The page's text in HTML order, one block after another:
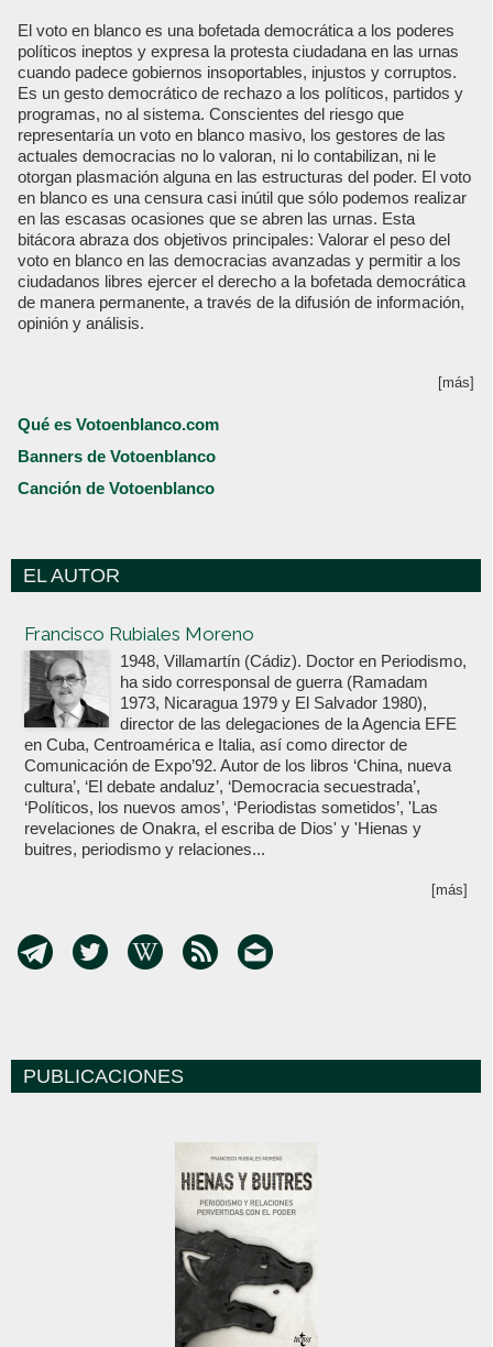
El voto en blanco es una bofetada democrática a los poderes
políticos ineptos y expresa la protesta ciudadana en las urnas
cuando padece gobiernos insoportables, injustos y corruptos.
Es un gesto democrático de rechazo a los políticos, partidos y
programas, no al sistema. Conscientes del riesgo que
representaría un voto en blanco masivo, los gestores de las
actuales democracias no lo valoran, ni lo contabilizan, ni le
otorgan plasmación alguna en las estructuras del poder. El voto
en blanco es una censura casi inútil que sólo podemos realizar
en las escasas ocasiones que se abren las urnas. Esta
bitácora abraza dos objetivos principales: Valorar el peso del
voto en blanco en las democracias avanzadas y permitir a los
ciudadanos libres ejercer el derecho a la bofetada democrática
de manera permanente, a través de la difusión de información,
opinión y análisis.
[más]
Qué es Votoenblanco.com
Banners de Votoenblanco
Canción de Votoenblanco
EL AUTOR
Francisco Rubiales Moreno
1948, Villamartín (Cádiz). Doctor en Periodismo,
ha sido corresponsal de guerra (Ramadam
1973, Nicaragua 1979 y El Salvador 1980),
director de las delegaciones de la Agencia EFE
en Cuba, Centroamérica e Italia, así como director de
Comunicación de Expo’92. Autor de los libros ‘China, nueva
cultura’, ‘El debate andaluz’, ‘Democracia secuestrada’,
‘Políticos, los nuevos amos’, ‘Periodistas sometidos’, 'Las
revelaciones de Onakra, el escriba de Dios' y 'Hienas y
buitres, periodismo y relaciones...
[más]
PUBLICACIONES